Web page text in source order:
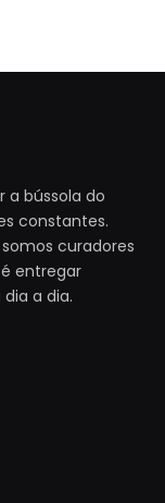
a bússola do
constantes.
curadores
entregar
a dia.